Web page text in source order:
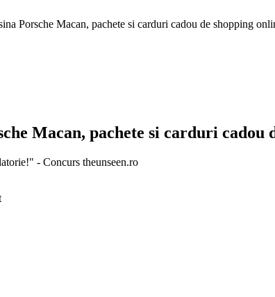
Porsche Macan, pachete si carduri cadou de shopping
Macan, pachete si carduri cadou
- Concurs theunseen.ro